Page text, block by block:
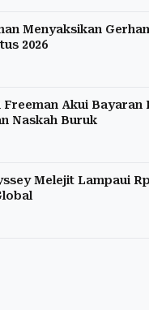
Menyaksikan
2026
Akui Bayaran
Naskah Buruk
Melejit Lampaui